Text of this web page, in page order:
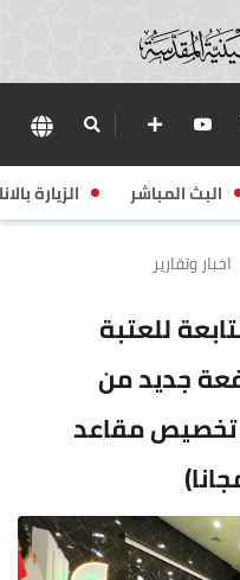
البث المباشر الزيارة
اخبار وتقارير
للعتبة
جديد من
تخصيص مقاعد